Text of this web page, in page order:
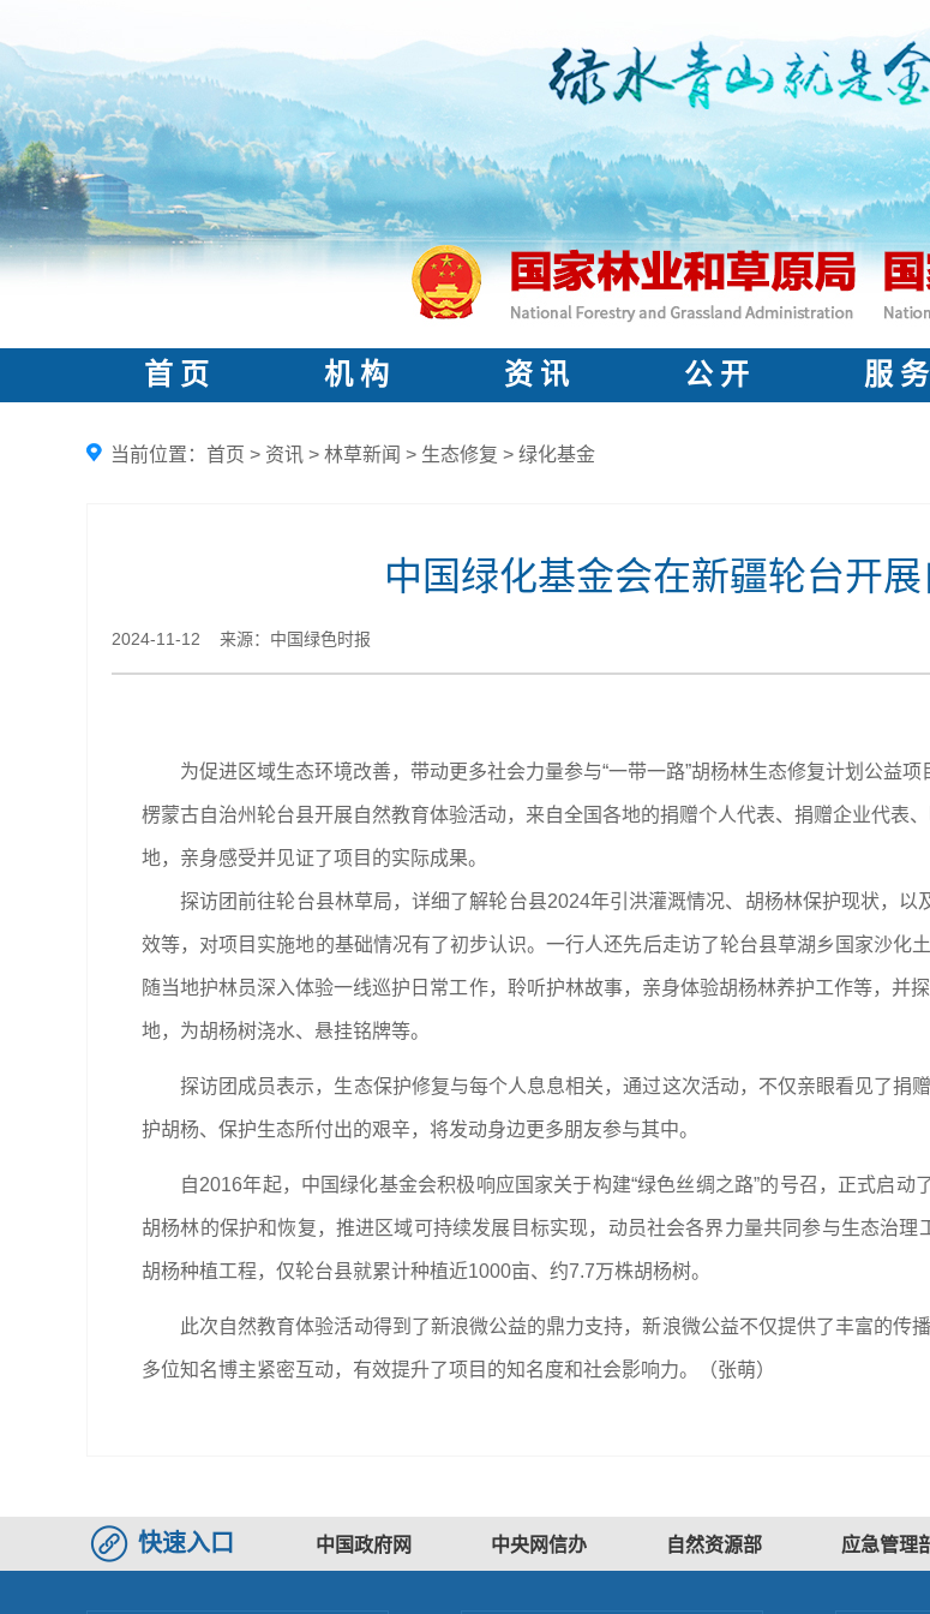
首 页 机 构 资 讯 公 开 服 务
当前位置： 首页 > 资讯 > 林草新闻 > 生态修复 > 绿化基金
中国绿化基金会在新疆轮台开
2024-11-12 来源：中国绿色时报
为促进区域生态环境改善，带动更多社会力量参与“一带一路”胡杨林生态修复计划公益
楞蒙古自治州轮台县开展自然教育体验活动，来自全国各地的捐赠个人代表、捐赠企业代表
地，亲身感受并见证了项目的实际成果。
探访团前往轮台县林草局，详细了解轮台县2024年引洪灌溉情况、胡杨林保护现状，以
效等，对项目实施地的基础情况有了初步认识。一行人还先后走访了轮台县草湖乡国家沙化
随当地护林员深入体验一线巡护日常工作，聆听护林故事，亲身体验胡杨林养护工作等，并
地，为胡杨树浇水、悬挂铭牌等。
探访团成员表示，生态保护修复与每个人息息相关，通过这次活动，不仅亲眼看见了捐
护胡杨、保护生态所付出的艰辛，将发动身边更多朋友参与其中。
自2016年起，中国绿化基金会积极响应国家关于构建“绿色丝绸之路”的号召，正式启
胡杨林的保护和恢复，推进区域可持续发展目标实现，动员社会各界力量共同参与生态治
胡杨种植工程，仅轮台县就累计种植近1000亩、约7.7万株胡杨树。
此次自然教育体验活动得到了新浪微公益的鼎力支持，新浪微公益不仅提供了丰富的传
多位知名博主紧密互动，有效提升了项目的知名度和社会影响力。（张萌）
快速入口 中国政府网 中央网信办 自然资源部 应急管理